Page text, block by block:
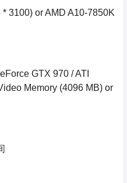
3100) or AMD A10-7850K
GTX 970 / ATI
Memory (4096 MB) or